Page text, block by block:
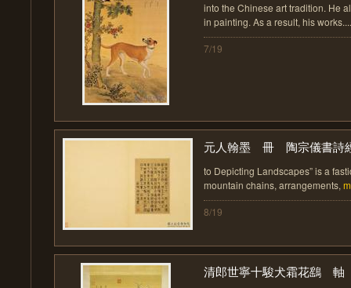
into the Chinese art tradition. He
in painting. As a result, his
7/19
元人翰墨 冊 陶宗儀書詩
to Depicting Landscapes” is a
mountain chains, arrangements,
8/19
清郎世寧十駿犬霜花鷂 軸